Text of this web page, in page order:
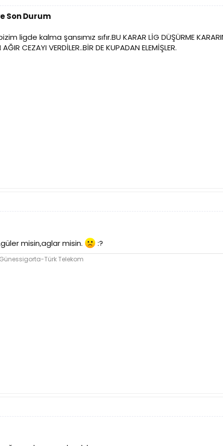
Son Durum
ligde kalma şansımız sıfır.BU KARAR LİG DÜŞÜRME
AĞIR CEZAYI VERDİLER..BİR DE KUPADAN ELEMİŞLER.
misin,aglar misin. :?
Türk Telekom